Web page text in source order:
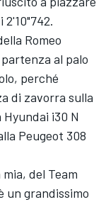
Romeo
al palo
perché
di zavorra sulla
i30 N
Peugeot 308
del Team
un grandissimo